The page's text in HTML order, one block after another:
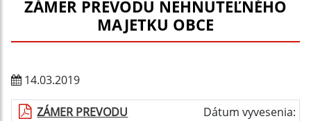
ZÁMER PREVODU NEHNUTEĽNÉHO
MAJETKU OBCE
14.03.2019
ZÁMER PREVODU
Dátum vyvesenia: